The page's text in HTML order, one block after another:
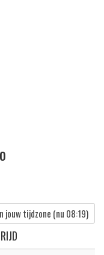
jouw tijdzone (nu 08:19)